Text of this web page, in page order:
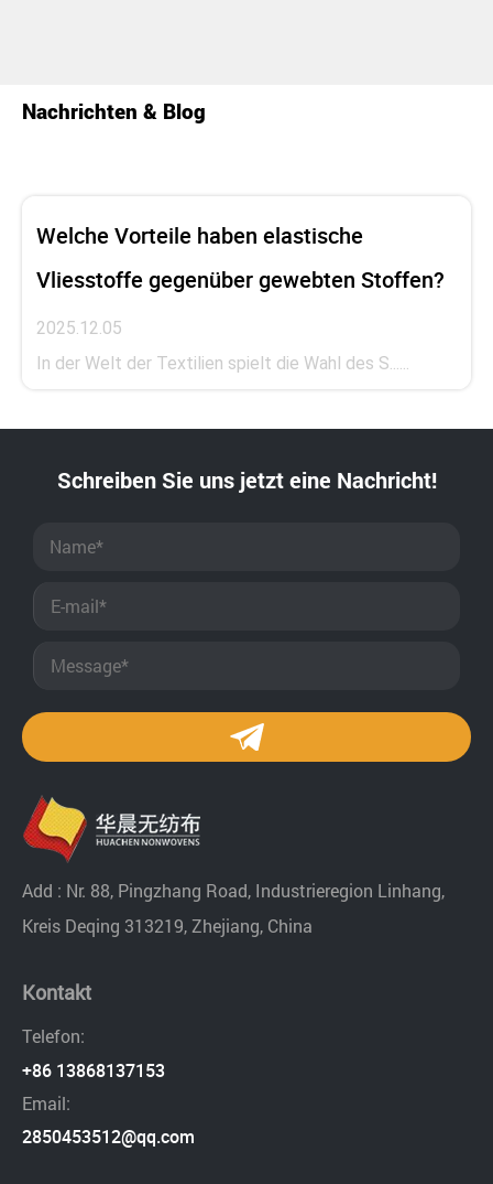
Nachrichten & Blog
Welche Vorteile haben elastische
Vliesstoffe gegenüber gewebten Stoffen?
2025.12.05
In der Welt der Textilien spielt die Wahl des S......
Schreiben Sie uns jetzt eine Nachricht!
Add : Nr. 88, Pingzhang Road, Industrieregion Linhang,
Kreis Deqing 313219, Zhejiang, China
Kontakt
Telefon:
+86 13868137153
Email:
2850453512@qq.com